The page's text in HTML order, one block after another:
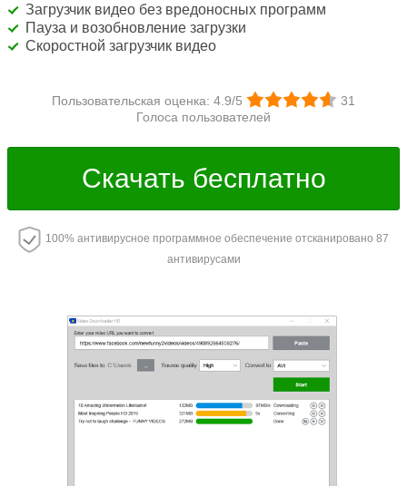
Загрузчик видео без вредоносных программ
Пауза и возобновление загрузки
Скоростной загрузчик видео
Пользовательская оценка: 4.9/5
31
Голоса пользователей
Скачать бесплатно
100% антивирусное программное обеспечение отсканировано 87
антивирусами